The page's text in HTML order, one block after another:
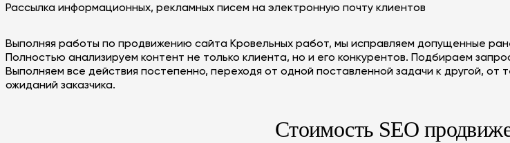
Рассылка информационных, рекламных писем на электронную почту клиентов
Выполняя работы по продвижению сайта Кровельных работ, мы исправляем допущенные
Полностью анализируем контент не только клиента, но и его конкурентов. Подбираем
Выполняем все действия постепенно, переходя от одной поставленной задачи к другой, от
ожиданий заказчика.
Стоимость SEO